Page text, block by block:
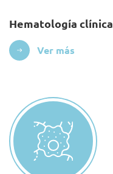
Hematología clínica
Ver más